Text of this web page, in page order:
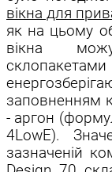
вікна для
як на цьому
вікна
заповненням
- аргон
4LowE).
зазначеній